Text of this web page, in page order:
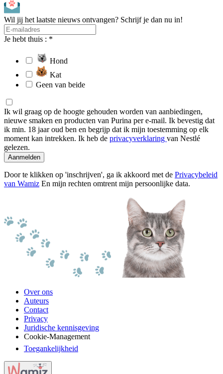
Wil jij het laatste nieuws ontvangen? Schrijf je dan nu in!
Je hebt thuis : *
Hond
Kat
Geen van beide
Ik wil graag op de hoogte gehouden worden van aanbiedingen,
nieuwe smaken en producten van Purina per e-mail. Ik bevestig dat
ik min. 18 jaar oud ben en begrijp dat ik mijn toestemming op elk
moment kan intrekken. Ik heb de privacyverklaring van Nestlé
gelezen.
Aanmelden
Door te klikken op 'inschrijven', ga ik akkoord met de Privacybeleid
van Wamiz En mijn rechten omtrent mijn persoonlijke data.
Over ons
Auteurs
Contact
Privacy
Juridische kennisgeving
Cookie-Management
Toegankelijkheid